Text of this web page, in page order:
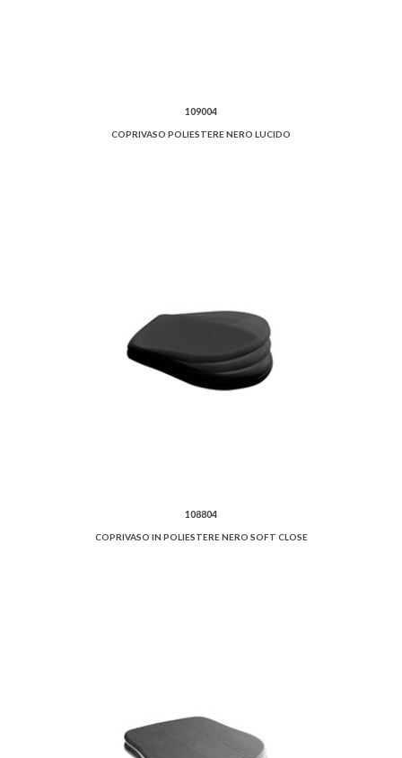
109004
COPRIVASO POLIESTERE NERO LUCIDO
108804
COPRIVASO IN POLIESTERE NERO SOFT CLOSE